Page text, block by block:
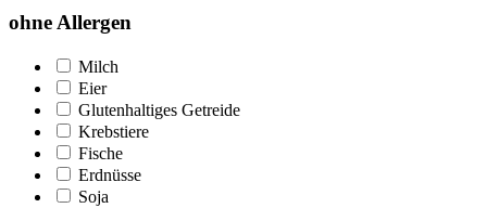
ohne Allergen
Milch
Eier
Glutenhaltiges Getreide
Krebstiere
Fische
Erdnüsse
Soja